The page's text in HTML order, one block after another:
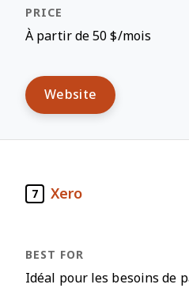
À partir de 50 $/mois
Website
7 Xero
Idéal pour les besoins de